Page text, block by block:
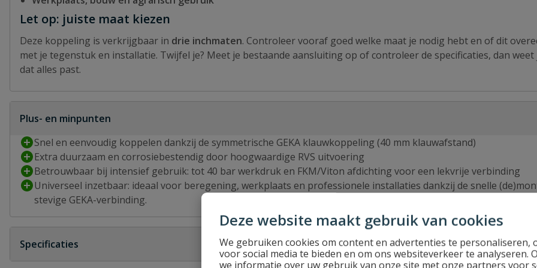
Deze website maakt gebruik van cookies
We gebruiken cookies om content en advertenties te personaliseren,
voor social media te bieden en om ons websiteverkeer te analyseren.
we informatie over uw gebruik van onze site met onze partners voor
Let op: juiste maat kiezen
Deze koppeling is verkrijgbaar in drie inchmaten. Controleer vooraf goed welke maat je nodig hebt en of dit
met je tegenstuk en installatie. Twijfel je? Meet je bestaande aansluiting op of controleer de specificaties, dan weet
dat alles past.
Plus- en minpunten
Snel en eenvoudig koppelen dankzij de symmetrische GEKA klauwkoppeling (40 mm klauwafstand)
Extra duurzaam en corrosiebestendig door hoogwaardige RVS uitvoering
Betrouwbaar bij intensief gebruik: tot 40 bar werkdruk en FKM/Viton afdichting voor een lekvrije verbinding
Universeel inzetbaar: ideaal voor beregening, werkplaats en professionele installaties dankzij de snelle
stevige GEKA-verbinding.
Specificaties